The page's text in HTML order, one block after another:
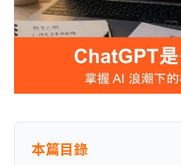
本篇目錄